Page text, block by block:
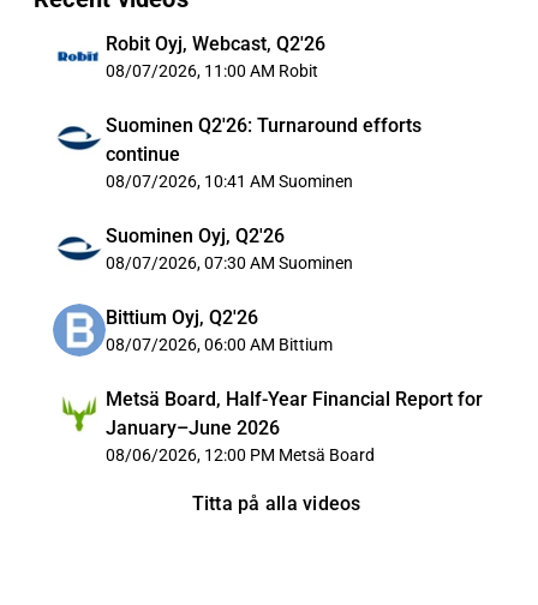
Robit Oyj, Webcast, Q2'26
08/07/2026, 11:00 AM Robit
Suominen Q2'26: Turnaround efforts
continue
08/07/2026, 10:41 AM Suominen
Suominen Oyj, Q2'26
08/07/2026, 07:30 AM Suominen
Bittium Oyj, Q2'26
08/07/2026, 06:00 AM Bittium
Metsä Board, Half-Year Financial Report for
January–June 2026
08/06/2026, 12:00 PM Metsä Board
Titta på alla videos